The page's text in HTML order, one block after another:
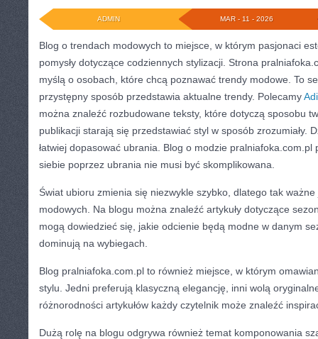
MAR - 11 - 2026
ADMIN
Blog o trendach modowych to miejsce, w którym pasjonaci
pomysły dotyczące codziennych stylizacji. Strona
myślą o osobach, które chcą poznawać trendy modowe. To
przystępny sposób przedstawia aktualne trendy. Polecamy
można znaleźć rozbudowane teksty, które dotyczą sposobu
publikacji starają się przedstawiać styl w sposób zrozumiały.
łatwiej dopasować ubrania. Blog o modzie pralniafoka.com.pl
siebie poprzez ubrania nie musi być skomplikowana.
Świat ubioru zmienia się niezwykle szybko, dlatego tak
modowych. Na blogu można znaleźć artykuły dotyczące
mogą dowiedzieć się, jakie odcienie będą modne w danym
dominują na wybiegach.
Blog pralniafoka.com.pl to również miejsce, w którym
stylu. Jedni preferują klasyczną elegancję, inni wolą
różnorodności artykułów każdy czytelnik może znaleźć
Dużą rolę na blogu odgrywa również temat komponowania